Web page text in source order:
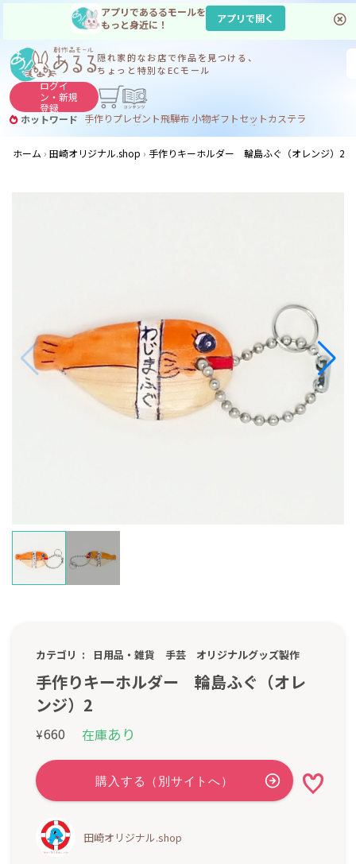
アプリであるるモールを
もっと身近に！
アプリで開く
隠れ家的なお店で作品を見つける、
ちょっと特別なECモール
ログイ
ン・新規
登録
ホットワード 手作りプレゼント飛騨布 小物ギフトセットカステラ
サヌカイト コーヒー
ジンギスカン
ホーム
田崎オリジナル.shop 手作りキーホルダー 輪島ふぐ（オレンジ）2
カテゴリ 日用品・雑貨 手芸 オリジナルグッズ製作
手作りキーホルダー 輪島ふぐ（オレ
ンジ）2
¥660 在庫あり
田崎オリジナル.shop